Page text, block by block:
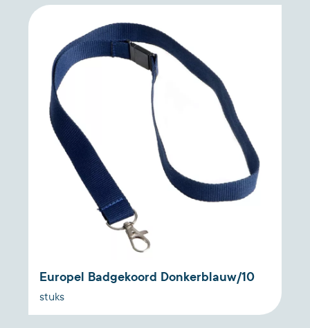
Europel Badgekoord Donkerblauw/10
stuks